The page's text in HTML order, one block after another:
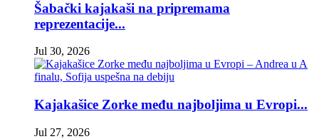
Šabački kajakaši na pripremama
reprezentacije...
Jul 30, 2026
Kajakašice Zorke među najboljima u Evropi...
Jul 27, 2026